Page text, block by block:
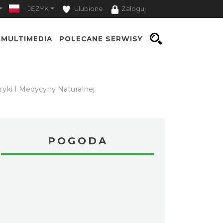
JĘZYK Ulubione Zaloguj
MULTIMEDIA POLECANE SERWISY
I Medycyny Naturalnej
POGODA